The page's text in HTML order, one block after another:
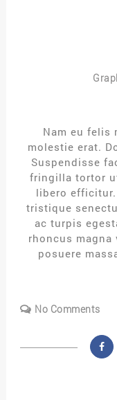
Nam eu felis
molestie erat.
Suspendisse
fringilla tortor
libero
tristique
ac turpis
rhoncus
posuere
No Comments